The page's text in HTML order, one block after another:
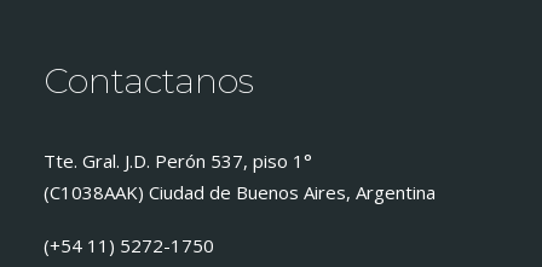
Contactanos
Tte. Gral. J.D. Perón 537, piso 1°
(C1038AAK) Ciudad de Buenos Aires, Argentina
(+54 11) 5272-1750